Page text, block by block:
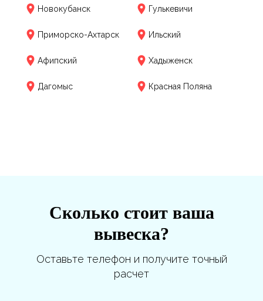
Новокубанск Гулькевичи
Приморско-Ахтарск Ильский
Афипский Хадыженск
Дагомыс Красная Поляна
Сколько стоит ваша
вывеска?
Оставьте телефон и получите точный
расчет